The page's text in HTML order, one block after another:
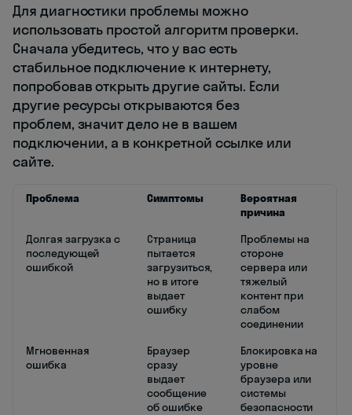
Для диагностики проблемы можно
использовать простой алгоритм проверки.
Сначала убедитесь, что у вас есть
стабильное подключение к интернету,
попробовав открыть другие сайты. Если
другие ресурсы открываются без
проблем, значит дело не в вашем
подключении, а в конкретной ссылке или
сайте.
Проблема Симптомы
Вероятная
причина
Долгая загрузка с
последующей
ошибкой
Страница
пытается
загрузиться,
но в итоге
выдает
ошибку
Проблемы на
стороне
сервера или
тяжелый
контент при
слабом
соединении
Мгновенная
ошибка
Браузер
сразу
выдает
сообщение
об ошибке
Блокировка на
уровне
браузера или
системы
безопасности